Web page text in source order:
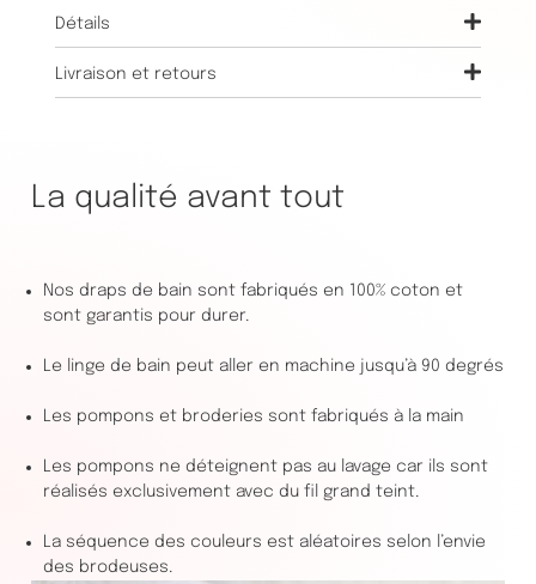
Détails
Livraison et retours
La qualité avant tout
Nos draps de bain sont fabriqués en 100% coton et
sont garantis pour durer.
Le linge de bain peut aller en machine jusqu’à 90 degrés
Les pompons et broderies sont fabriqués à la main
Les pompons ne déteignent pas au lavage car ils sont
réalisés exclusivement avec du fil grand teint.
La séquence des couleurs est aléatoires selon l’envie
des brodeuses.